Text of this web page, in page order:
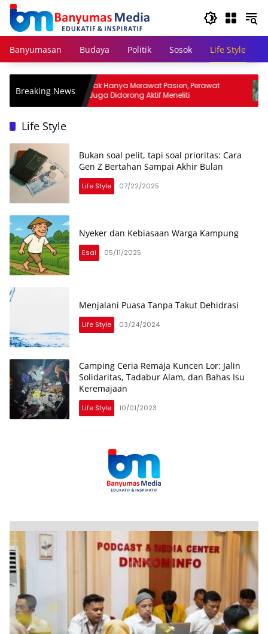
Langsung
konten
Banyumasan Budaya Politik Sosok Life Style
Breaking NewsTak Hanya Merawat Pasien, Perawat
Juga Didorong Aktif Meneliti
Life Style
Bukan soal pelit, tapi soal prioritas: Cara
Gen Z Bertahan Sampai Akhir Bulan
Life Style 07/22/2025
Nyeker dan Kebiasaan Warga Kampung
Esai 05/11/2025
Menjalani Puasa Tanpa Takut Dehidrasi
Life Style 03/24/2024
Camping Ceria Remaja Kuncen Lor: Jalin
Solidaritas, Tadabur Alam, dan Bahas Isu
Keremajaan
Life Style 10/01/2023